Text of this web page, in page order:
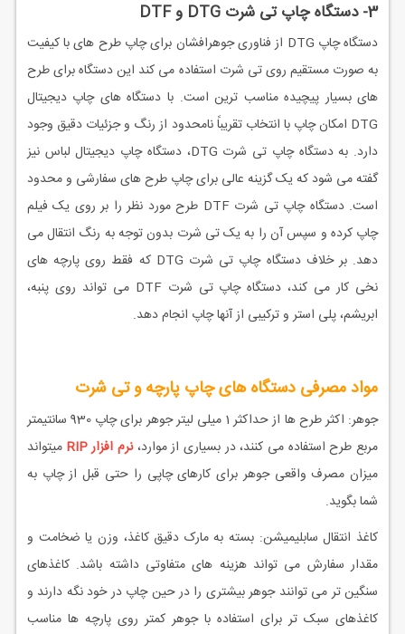
3- دستگاه چاپ تی شرت DTG و DTF
دستگاه چاپ DTG از فناوری جوهرافشان برای چاپ طرح های با کیفیت
به صورت مستقیم روی تی شرت استفاده می کند این دستگاه برای طرح
های بسیار پیچیده مناسب ترین است. با دستگاه های چاپ دیجیتال
DTG امکان چاپ با انتخاب تقریباً نامحدود از رنگ و جزئیات دقیق وجود
دارد. به دستگاه چاپ تی شرت DTG، دستگاه چاپ دیجیتال لباس نیز
گفته می شود که یک گزینه عالی برای چاپ طرح های سفارشی و محدود
است. دستگاه چاپ تی شرت DTF طرح مورد نظر را بر روی یک فیلم
چاپ کرده و سپس آن را به یک تی شرت بدون توجه به رنگ انتقال می
دهد. بر خلاف دستگاه چاپ تی شرت DTG که فقط روی پارچه های
نخی کار می کند، دستگاه چاپ تی شرت DTF می تواند روی پنبه،
ابریشم، پلی استر و ترکیبی از آنها چاپ انجام دهد.
مواد مصرفی دستگاه های چاپ پارچه و تی شرت
جوهر: اکثر طرح ها از حداکثر 1 میلی لیتر جوهر برای چاپ 930 سانتیمتر
مربع طرح استفاده می کنند، در بسیاری از موارد،نرم افزار RIP
میتواند
میزان مصرف واقعی جوهر برای کارهای چاپی را حتی قبل از چاپ به
شما بگوید.
کاغذ انتقال سابلیمیشن: بسته به مارک دقیق کاغذ، وزن یا ضخامت و
مقدار سفارش می تواند هزینه های متفاوتی داشته باشد. کاغذهای
سنگین تر می توانند جوهر بیشتری را در حین چاپ در خود نگه دارند و
کاغذهای سبک تر برای استفاده با جوهر کمتر روی پارچه ها مناسب